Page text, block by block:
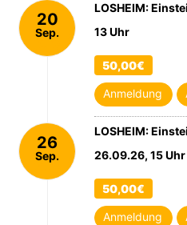
20
Sep.
2026
LOSHEIM:
13 Uhr
50,00€
Anmeldung
26
Sep.
2026
LOSHEIM:
26.09.26, 15 Uhr
50,00€
Anmeldung